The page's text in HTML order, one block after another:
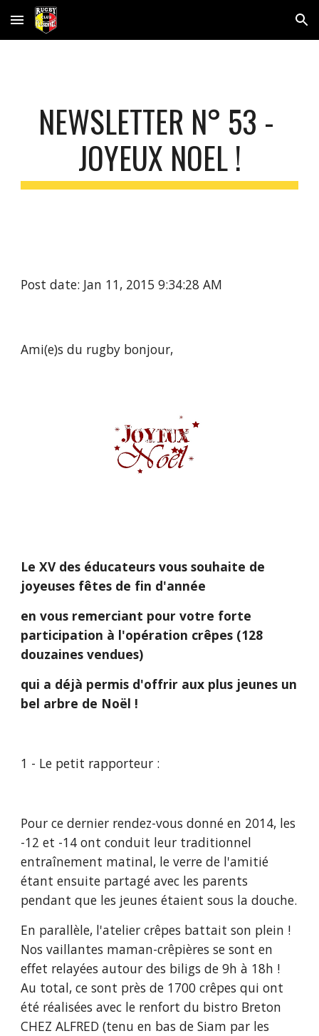
Skip to main content Skip to navigation
NEWSLETTER N° 53 -
JOYEUX NOEL !
Post date: Jan 11, 2015 9:34:28 AM
Ami(e)s du rugby bonjour,
Le XV des éducateurs vous souhaite de
joyeuses fêtes de fin d'année
en vous remerciant pour votre forte
participation à l'opération crêpes (128
douzaines vendues)
qui a déjà permis d'offrir aux plus jeunes un
bel arbre de Noël !
1 - Le petit rapporteur :
Pour ce dernier rendez-vous donné en 2014, les
-12 et -14 ont conduit leur traditionnel
entraînement matinal, le verre de l'amitié
étant ensuite partagé avec les parents
pendant que les jeunes étaient sous la douche.
En parallèle, l'atelier crêpes battait son plein !
Nos vaillantes maman-crêpières se sont en
effet relayées autour des biligs de 9h à 18h !
Au total, ce sont près de 1700 crêpes qui ont
été réalisées avec le renfort du bistro Breton
CHEZ ALFRED (tenu en bas de Siam par les